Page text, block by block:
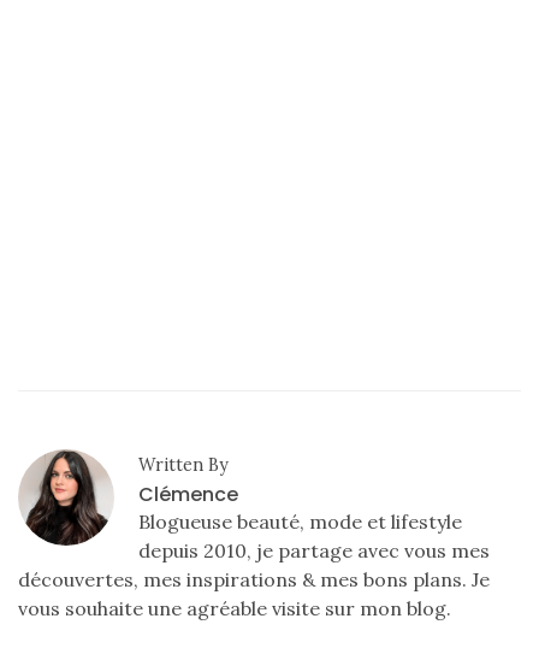
Written By
Clémence
Blogueuse beauté, mode et lifestyle
depuis 2010, je partage avec vous mes
découvertes, mes inspirations & mes bons plans. Je
vous souhaite une agréable visite sur mon blog.